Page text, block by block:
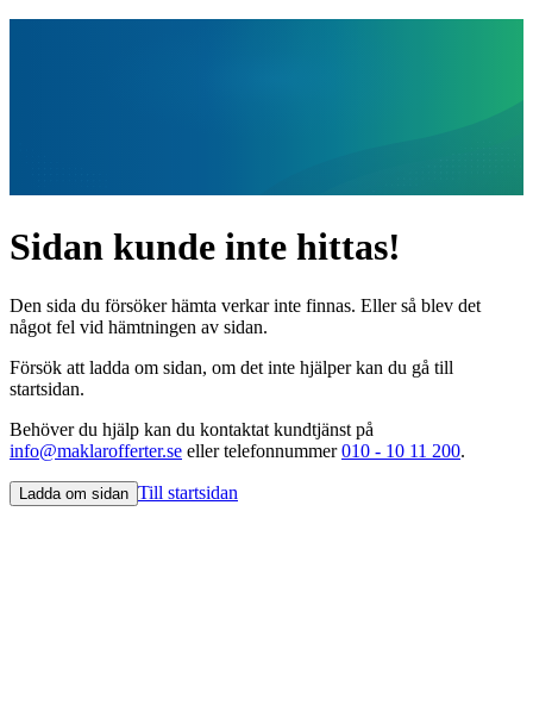
Sidan kunde inte hittas!
Den sida du försöker hämta verkar inte finnas. Eller så blev det
något fel vid hämtningen av sidan.
Försök att ladda om sidan, om det inte hjälper kan du gå till
startsidan.
Behöver du hjälp kan du kontaktat kundtjänst på
info@maklarofferter.se eller telefonnummer010 - 10 11 200.
Ladda om sidan Till startsidan